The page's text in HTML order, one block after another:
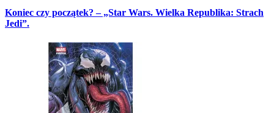
Koniec czy początek? – „Star Wars. Wielka Republika: Strach
Jedi”.